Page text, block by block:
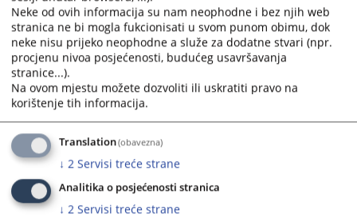
26.10.2022.
XV Stručno savjetovanje tužilaca u BiH, 17 – 20.10.2022.
godine - Panel II – Procesuiranje predmeta ratnih zločina u
BiH
30.05.2022.
Specijalistička online edukacija stručnog osoblja u
sudovima i tužilaštvima „Unapređenje rada na predmetima
19.05.2022.
Okrugli sto „Efikasno upravljanje sudskim postupkom u
Neke od ovih informacija su nam neophodne i bez njih web
stranica ne bi mogla fukcionisati u svom punom obimu, dok
neke nisu prijeko neophodne a služe za dodatne stvari (npr.
procjenu nivoa posjećenosti, budućeg usavršavanja
stranice...).
Na ovom mjestu možete dozvoliti ili uskratiti pravo na
korištenje tih informacija.
Translation(obavezna)
↓ 2 Servisi treće strane
Analitika o posjećenosti stranica
↓ 2 Servisi treće strane